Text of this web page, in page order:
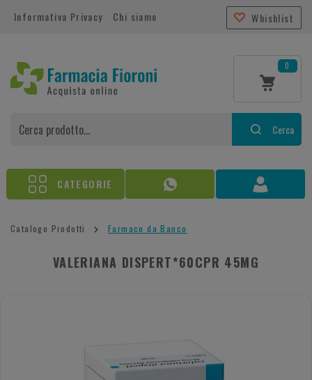
Informativa Privacy Chi siamo Whishlist
0
Cerca
CATEGORIE
Catalogo Prodotti Farmaco da Banco
VALERIANA DISPERT*60CPR 45MG